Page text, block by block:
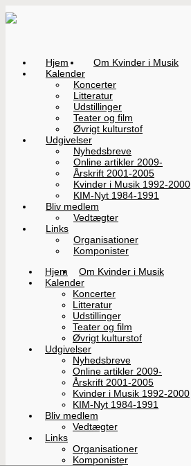
Hjem
Om Kvinder i Musik
Kalender
Koncerter
Litteratur
Udstillinger
Teater og film
Øvrigt kulturstof
Udgivelser
Nyhedsbreve
Online artikler 2009-
Årskrift 2001-2005
Kvinder i Musik 1992-2000
KIM-Nyt 1984-1991
Bliv medlem
Vedtægter
Links
Organisationer
Komponister
Hjem
Om Kvinder i Musik
Kalender
Koncerter
Litteratur
Udstillinger
Teater og film
Øvrigt kulturstof
Udgivelser
Nyhedsbreve
Online artikler 2009-
Årskrift 2001-2005
Kvinder i Musik 1992-2000
KIM-Nyt 1984-1991
Bliv medlem
Vedtægter
Links
Organisationer
Komponister